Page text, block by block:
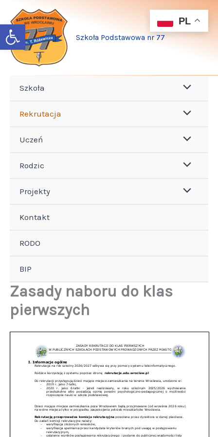
Open toolbar
Przejdź
treści
Szkoła Podstawowa nr 77
Szkoła
Rekrutacja
Uczeń
Rodzic
Projekty
Kontakt
RODO
BIP
Zasady naboru do klas
pierwszych
PL